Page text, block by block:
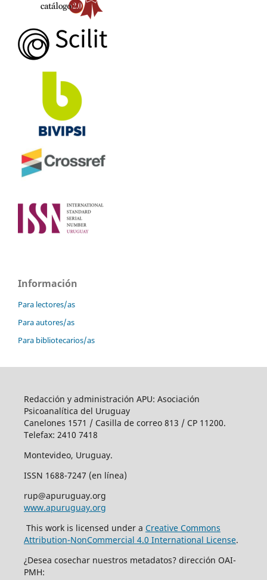
Información
Para lectores/as
Para autores/as
Para bibliotecarios/as
Redacción y administración APU: Asociación
Psicoanalítica del Uruguay
Canelones 1571 / Casilla de correo 813 / CP 11200.
Telefax: 2410 7418
Montevideo, Uruguay.
ISSN 1688-7247 (en línea)
rup@apuruguay.org
www.apuruguay.org
This work is licensed under a Creative Commons
Attribution-NonCommercial 4.0 International License.
¿Desea cosechar nuestros metadatos? dirección OAI-
PMH: